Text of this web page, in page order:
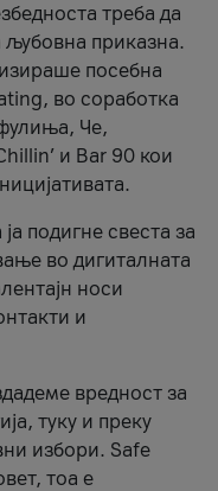
треба да
љубовна приказна.
посебна
во соработка
Че,
и Bar 90 кои
подигне свеста за
во дигиталната
носи
и
вредност за
туку и преку
избори. Safe
тоа е